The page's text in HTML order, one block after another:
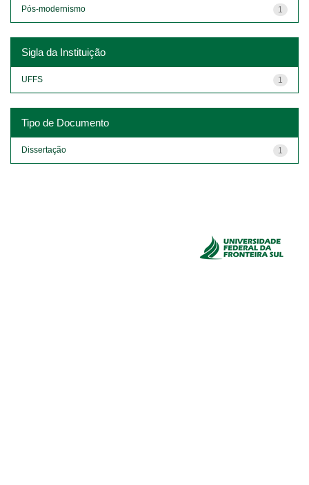
1
Pós-modernismo
Sigla da Instituição
1
UFFS
Tipo de Documento
1
Dissertação